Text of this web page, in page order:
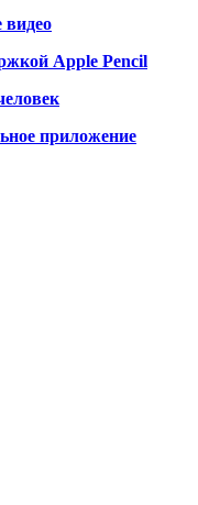
видео
Apple Pencil
приложение